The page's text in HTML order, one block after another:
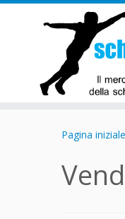
Pagina iniziale